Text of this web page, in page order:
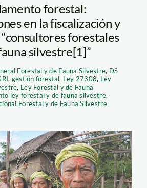
forestal:
en la fiscalización y
forestales
silvestre[1]”
Forestal y de Fauna Silvestre, DS
, gestión forestal, Ley 27308, Ley
, Ley Forestal y de Fauna
ley forestal y de fauna silvestre,
Forestal y de Fauna Silvestre